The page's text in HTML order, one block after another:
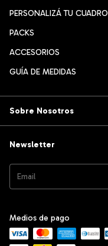
PERSONALIZÁ TU CUADRO
PACKS
ACCESORIOS
GUÍA DE MEDIDAS
Sobre Nosotros
Newsletter
Medios de pago